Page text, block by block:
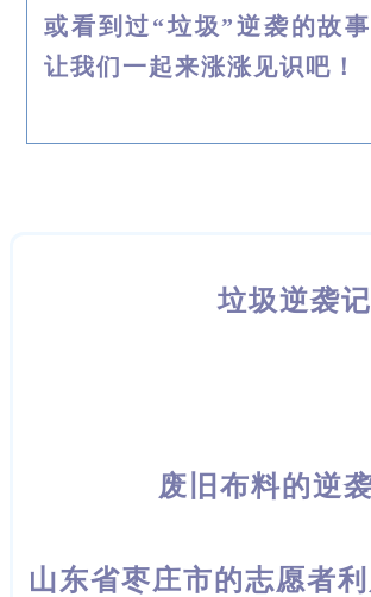
或看到过“垃圾”逆袭的故
让我们一起来涨涨见识吧！
垃圾逆袭记
废旧布料的逆
山东省枣庄市的志愿者